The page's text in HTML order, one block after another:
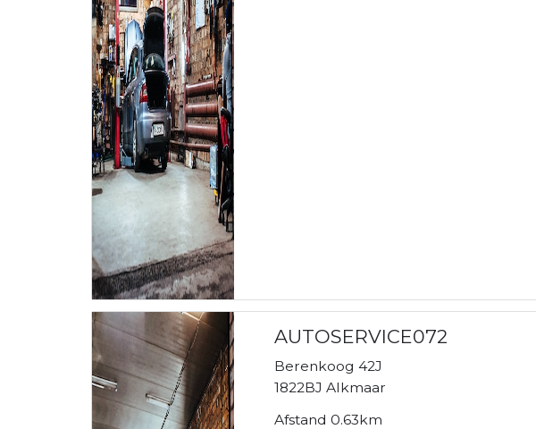
AUTOSERVICE072
Berenkoog 42J
1822BJ Alkmaar
Afstand 0.63km